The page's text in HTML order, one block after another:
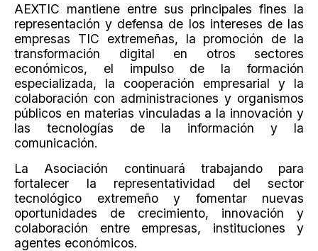
AEXTIC mantiene entre sus principales fines la
representación y defensa de los intereses de las
empresas TIC extremeñas, la promoción de la
transformación digital en otros sectores
económicos, el impulso de la formación
especializada, la cooperación empresarial y la
colaboración con administraciones y organismos
públicos en materias vinculadas a la innovación y
las tecnologías de la información y la
comunicación.
La Asociación continuará trabajando para
fortalecer la representatividad del sector
tecnológico extremeño y fomentar nuevas
oportunidades de crecimiento, innovación y
colaboración entre empresas, instituciones y
agentes económicos.